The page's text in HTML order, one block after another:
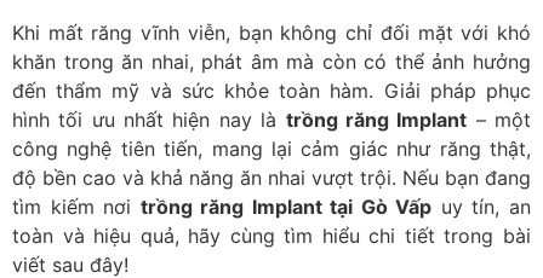
Khi mất răng vĩnh viễn, bạn không chỉ đối mặt với khó
khăn trong ăn nhai, phát âm mà còn có thể ảnh hưởng
đến thẩm mỹ và sức khỏe toàn hàm. Giải pháp phục
hình tối ưu nhất hiện nay là trồng răng Implant – một
công nghệ tiên tiến, mang lại cảm giác như răng thật,
độ bền cao và khả năng ăn nhai vượt trội. Nếu bạn đang
tìm kiếm nơi trồng răng Implant tại Gò Vấp uy tín, an
toàn và hiệu quả, hãy cùng tìm hiểu chi tiết trong bài
viết sau đây!